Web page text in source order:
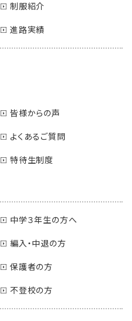
制服紹介
進路実績
皆様からの声
よくあるご質問
特待生制度
中学３年生の方へ
編入・中退の方
保護者の方
不登校の方